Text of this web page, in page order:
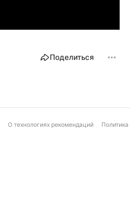
Поделиться
О технологиях рекомендаций